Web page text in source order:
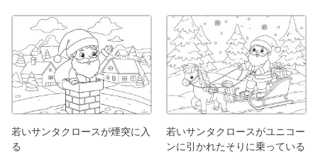
若いサンタクロースが煙突に入
る
若いサンタクロースがユニコー
ンに引かれたそりに乗っている